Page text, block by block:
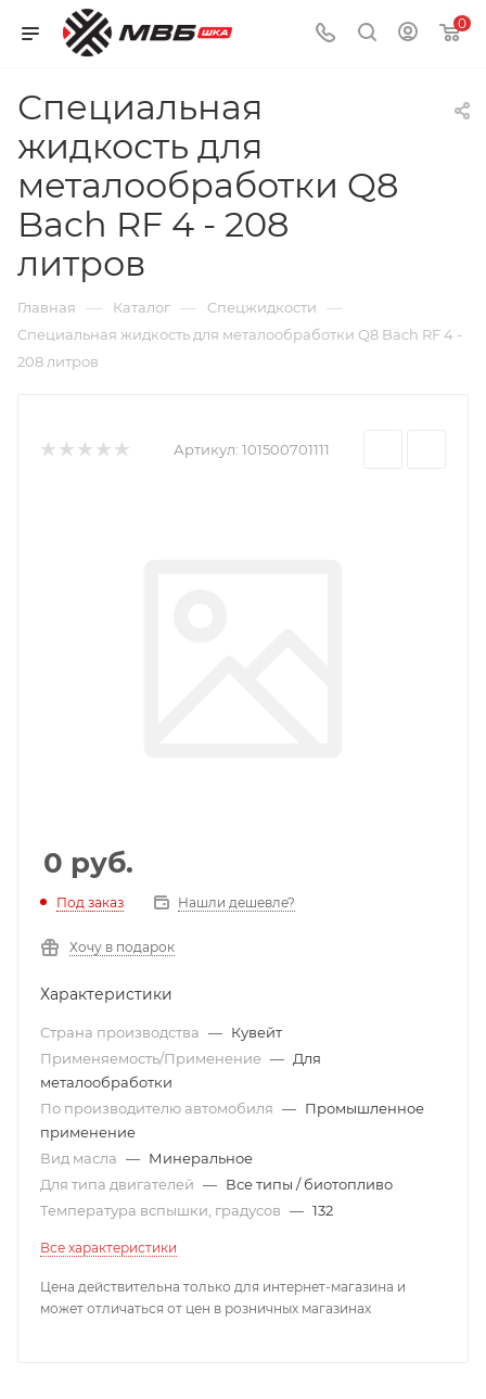
0
Специальная
жидкость для
металообработки Q8
Bach RF 4 - 208
литров
Главная — Каталог — Cпецжидкости —
Специальная жидкость для металообработки Q8 Bach RF 4 -
208 литров
Артикул: 101500701111
0 руб.
Под заказ Нашли дешевле?
Хочу в подарок
Характеристики
Страна производства — Кувейт
Применяемость/Применение — Для
металообработки
По производителю автомобиля — Промышленное
применение
Вид масла — Минеральное
Для типа двигателей — Все типы / биотопливо
Температура вспышки, градусов — 132
Все характеристики
Цена действительна только для интернет-магазина и
может отличаться от цен в розничных магазинах